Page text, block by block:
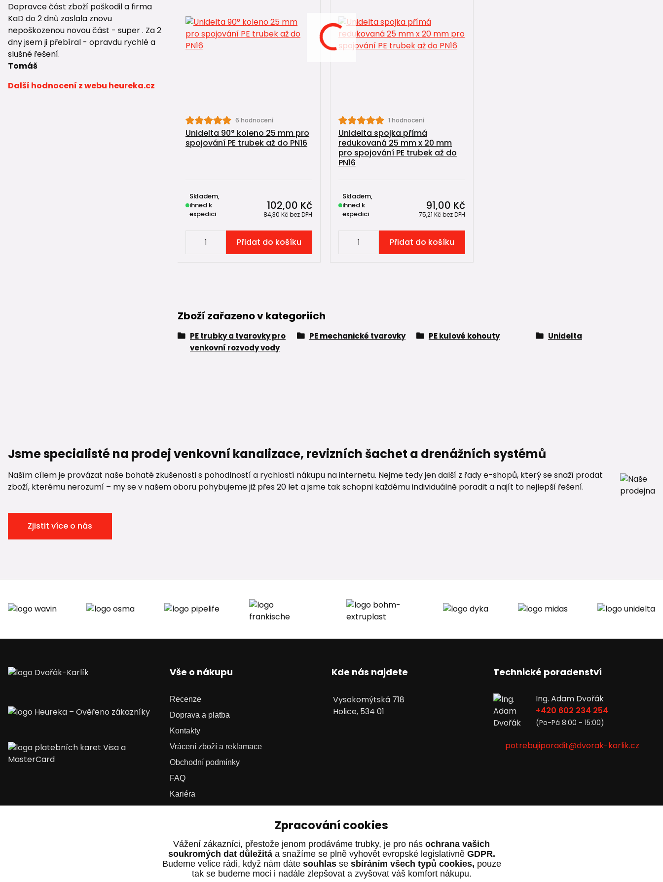
Dopravce část zboží poškodil a firma
KaD do 2 dnů zaslala znovu
nepoškozenou novou část - super . Za 2
dny jsem ji přebíral - opravdu rychlé a
slušné řešení.
Tomáš
Další hodnocení z webu heureka.cz
6 hodnocení
Unidelta 90° koleno 25 mm pro
spojování PE trubek až do PN16
102,00 Kč
84,30 Kčbez DPH
Skladem,
ihned k
expedici
Přidat do košíku
1 hodnocení
Unidelta spojka přímá
redukovaná 25 mm x 20 mm
pro spojování PE trubek až do
PN16
91,00 Kč
75,21 Kčbez DPH
Skladem,
ihned k
expedici
Přidat do košíku
Zboží zařazeno v kategoriích
PE trubky a tvarovky pro
venkovní rozvody vody
PE mechanické tvarovky PE kulové kohouty Unidelta
Jsme specialisté na prodej venkovní kanalizace, revizních šachet a drenážních systémů
Naším cílem je provázat naše bohaté zkušenosti s pohodlností a rychlostí nákupu na internetu. Nejme tedy jen další z řady e-shopů, který se snaží prodat
zboží, kterému nerozumí – my se v našem oboru pohybujeme již přes 20 let a jsme tak schopni každému individuálně poradit a najít to nejlepší řešení.
Zjistit více o nás
Vše o nákupu
Recenze
Doprava a platba
Kontakty
Vrácení zboží a reklamace
Obchodní podmínky
FAQ
Kariéra
Kde nás najdete
Vysokomýtská 718
Holice, 534 01
Technické poradenství
Ing. Adam Dvořák
+420 602 234 254
(Po-Pá 8:00 - 15:00)
potrebujiporadit@dvorak-karlik.cz
Zpracování cookies
Vážení zákazníci, přestože jenom prodáváme trubky, je pro nás ochrana vašich
soukromých dat důležitáa snažíme se plně vyhovět evropské legislativně GDPR.
Budeme velice rádi, když nám dáte souhlasse sbíráním všech typů cookies, pouze
tak se budeme moci i nadále zlepšovat a zvyšovat váš komfort nákupu.